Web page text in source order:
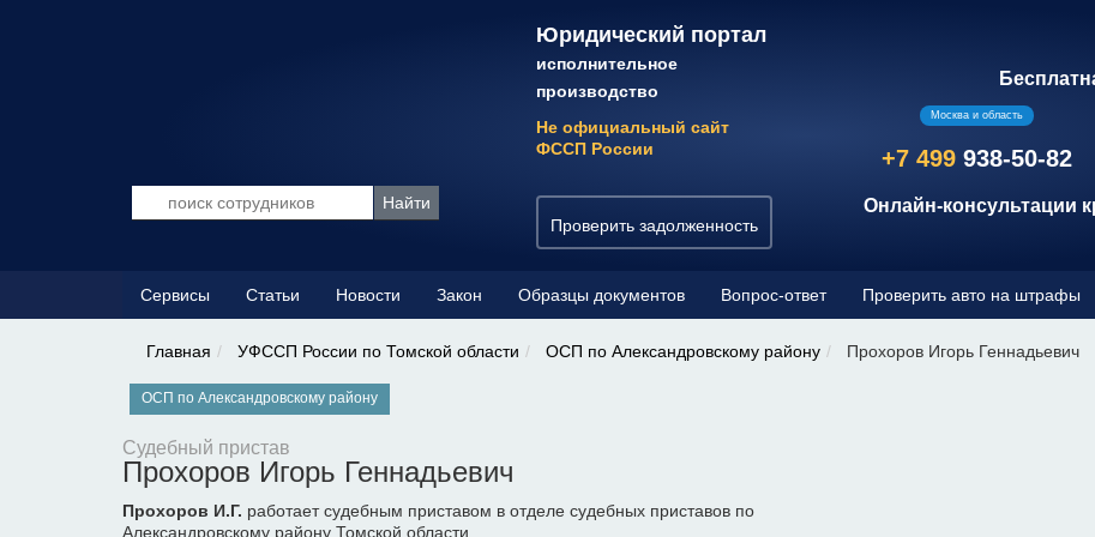
Юридический портал
исполнительное
производство
Не официальный сайт
ФССП России
Проверить задолженность
Москва и область
+7 499 938-50-82
Онлайн-консультации
Сервисы Статьи Новости Закон Образцы документов Вопрос-ответ Проверить авто на штрафы
Главная УФССП России по Томской области ОСП по Александровскому району Прохоров Игорь Геннадьевич
ОСП по Александровскому району
Судебный пристав
Прохоров Игорь Геннадьевич
Прохоров И.Г. работает судебным приставом в отделе судебных приставов по
Александровскому району Томской области